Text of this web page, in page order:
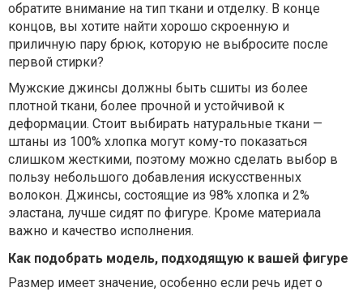
обратите внимание на тип ткани и отделку. В конце
концов, вы хотите найти хорошо скроенную и
приличную пару брюк, которую не выбросите после
первой стирки?
Мужские джинсы должны быть сшиты из более
плотной ткани, более прочной и устойчивой к
деформации. Стоит выбирать натуральные ткани —
штаны из 100% хлопка могут кому-то показаться
слишком жесткими, поэтому можно сделать выбор в
пользу небольшого добавления искусственных
волокон. Джинсы, состоящие из 98% хлопка и 2%
эластана, лучше сидят по фигуре. Кроме материала
важно и качество исполнения.
Как подобрать модель, подходящую к вашей фигуре
Размер имеет значение, особенно если речь идет о